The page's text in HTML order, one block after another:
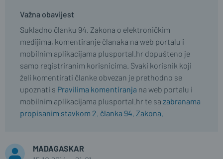
Važna obavijest
Sukladno članku 94. Zakona o elektroničkim
medijima, komentiranje članaka na web portalu i
mobilnim aplikacijama plusportal.hr dopušteno je
samo registriranim korisnicima. Svaki korisnik koji
želi komentirati članke obvezan je prethodno se
upoznati s Pravilima komentiranja na web portalu i
mobilnim aplikacijama plusportal.hr te sa zabranama
propisanim stavkom 2. članka 94. Zakona.
MADAGASKAR